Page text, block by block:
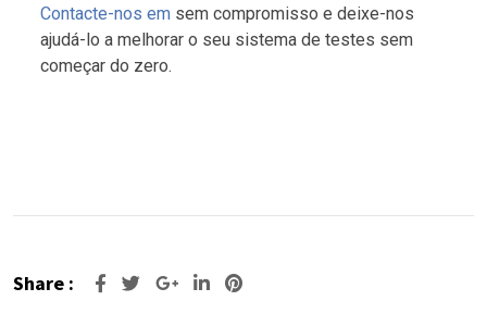
Contacte-nos em sem compromisso e deixe-nos
ajudá-lo a melhorar o seu sistema de testes sem
começar do zero.
Share :